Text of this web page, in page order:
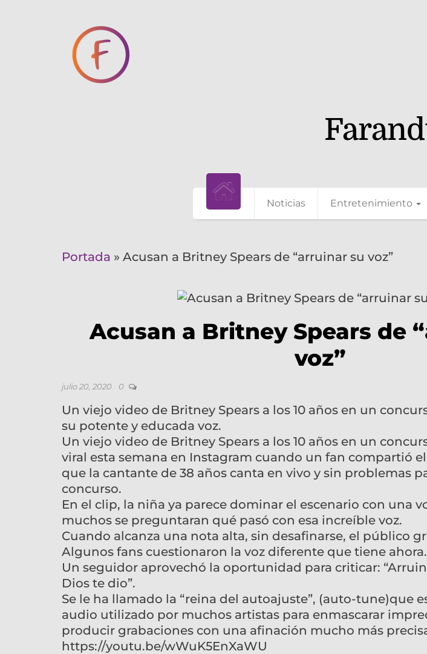
Noticias Entretenimiento
Portada » Acusan a Britney Spears de “arruinar su voz”
Acusan a Britney Spears de
voz”
julio 20, 2020 0
Un viejo video de Britney Spears a los 10 años en un
su potente y educada voz.
Un viejo video de Britney Spears a los 10 años en un
viral esta semana en Instagram cuando un fan compartió
que la cantante de 38 años canta en vivo y sin problemas
concurso.
En el clip, la niña ya parece dominar el escenario con una
muchos se preguntaran qué pasó con esa increíble voz.
Cuando alcanza una nota alta, sin desafinarse, el público
Algunos fans cuestionaron la voz diferente que tiene ahora.
Un seguidor aprovechó la oportunidad para criticar:
Dios te dio”.
Se le ha llamado la “reina del autoajuste”, (auto-tune)que
audio utilizado por muchos artistas para enmascarar
producir grabaciones con una afinación mucho más
https://youtu.be/wWuK5EnXaWU